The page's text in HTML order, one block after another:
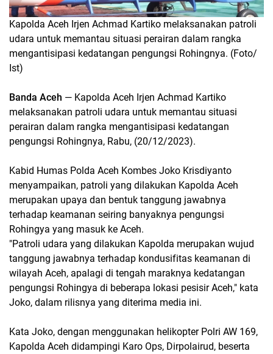
Kapolda Aceh Irjen Achmad Kartiko melaksanakan patroli
udara untuk memantau situasi perairan dalam rangka
mengantisipasi kedatangan pengungsi Rohingnya. (Foto/
Ist)
Banda Aceh — Kapolda Aceh Irjen Achmad Kartiko
melaksanakan patroli udara untuk memantau situasi
perairan dalam rangka mengantisipasi kedatangan
pengungsi Rohingnya, Rabu, (20/12/2023).
Kabid Humas Polda Aceh Kombes Joko Krisdiyanto
menyampaikan, patroli yang dilakukan Kapolda Aceh
merupakan upaya dan bentuk tanggung jawabnya
terhadap keamanan seiring banyaknya pengungsi
Rohingya yang masuk ke Aceh.
"Patroli udara yang dilakukan Kapolda merupakan wujud
tanggung jawabnya terhadap kondusifitas keamanan di
wilayah Aceh, apalagi di tengah maraknya kedatangan
pengungsi Rohingya di beberapa lokasi pesisir Aceh," kata
Joko, dalam rilisnya yang diterima media ini.
Kata Joko, dengan menggunakan helikopter Polri AW 169,
Kapolda Aceh didampingi Karo Ops, Dirpolairud, beserta